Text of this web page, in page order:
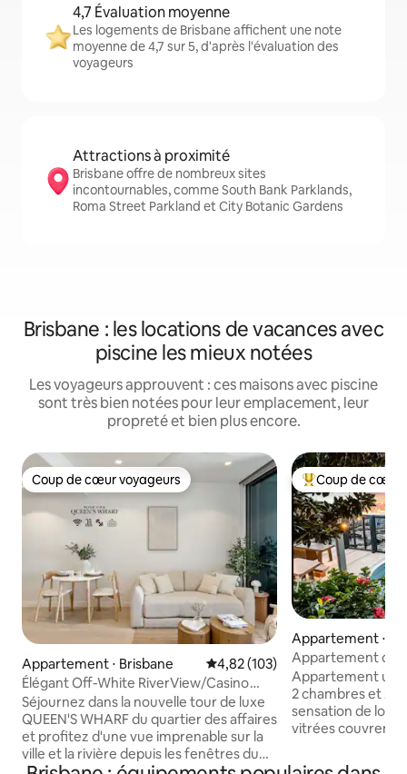
4,7 Évaluation moyenne
Les logements de Brisbane affichent une note
moyenne de 4,7 sur 5, d'après l'évaluation des
voyageurs
Attractions à proximité
Brisbane offre de nombreux sites
incontournables, comme South Bank Parklands,
Roma Street Parkland et City Botanic Gardens
Brisbane : les locations de vacances avec
piscine les mieux notées
Les voyageurs approuvent : ces maisons avec piscine
sont très bien notées pour leur emplacement, leur
propreté et bien plus encore.
Coup de cœur voyageurs
Coup de cœur voyageurs
Appartement ⋅ Brisbane Évaluation moyenne sur la
4,82 (103)
Élégant Off-White RiverView/Casino
CBD/Ambiance de villégiature
Séjournez dans la nouvelle tour de luxe
QUEEN'S WHARF du quartier des affaires
et profitez d'une vue imprenable sur la
ville et la rivière depuis les fenêtres du
Coups de cœur
Coup de cœur
Appartement ⋅
ne
Appartement
vue montagne/
Appartement
2 chambres et 2
sensation de loft
vitrées couvrent
ville de Brisbane,